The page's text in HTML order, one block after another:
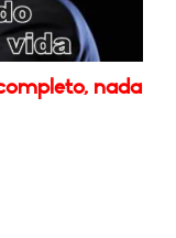
nada